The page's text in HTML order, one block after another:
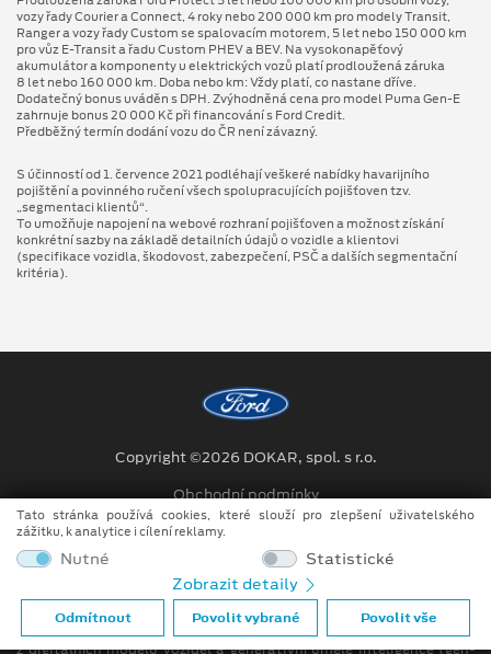
vozy řady Courier a Connect, 4 roky nebo 200 000 km pro modely Transit,
Ranger a vozy řady Custom se spalovacím motorem, 5 let nebo 150 000 km
pro vůz E-Transit a řadu Custom PHEV a BEV. Na vysokonapěťový
akumulátor a komponenty u elektrických vozů platí prodloužená záruka
8 let nebo 160 000 km. Doba nebo km: Vždy platí, co nastane dříve.
Dodatečný bonus uváděn s DPH. Zvýhodněná cena pro model Puma Gen⁠-⁠E
zahrnuje bonus 20 000 Kč při financování s Ford Credit.
Předběžný termín dodání vozu do ČR není závazný.
S účinností od 1. července 2021 podléhají veškeré nabídky havarijního
pojištění a povinného ručení všech spolupracujících pojišťoven tzv.
„segmentaci klientů“.
To umožňuje napojení na webové rozhraní pojišťoven a možnost získání
konkrétní sazby na základě detailních údajů o vozidle a klientovi
(specifikace vozidla, škodovost, zabezpečení, PSČ a dalších segmentační
kritéria).
Copyright ©2026 DOKAR, spol. s r.o.
Obchodní podmínky
Ochrana osobních údajů
Prohlášení o zpracování údajů konečných zákazníků
Při tvorbě videí a obrázků na tomto webu je využíváno kombinace
tradičních fotografií či videí, počítačem generovaných snímků (CGI)
z digitálních modelů vozidel a generativní umělé inteligence (gen-
Tato stránka používá cookies, které slouží pro zlepšení uživatelského
zážitku, k analytice i cílení reklamy.
Nutné
Statistické
Zobrazit detaily
Odmítnout Povolit vybrané Povolit vše